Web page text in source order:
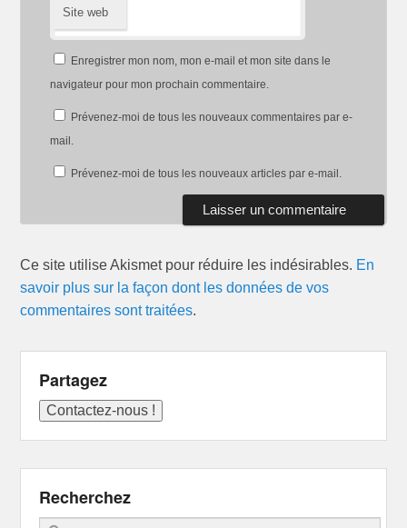
Site web
Enregistrer mon nom, mon e-mail et mon site dans le
navigateur pour mon prochain commentaire.
Prévenez-moi de tous les nouveaux commentaires par e-
mail.
Prévenez-moi de tous les nouveaux articles par e-mail.
Ce site utilise Akismet pour réduire les indésirables. En
savoir plus sur la façon dont les données de vos
commentaires sont traitées.
Partagez
Recherchez